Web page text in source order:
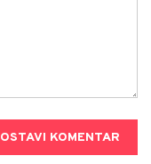
OSTAVI KOMENTAR